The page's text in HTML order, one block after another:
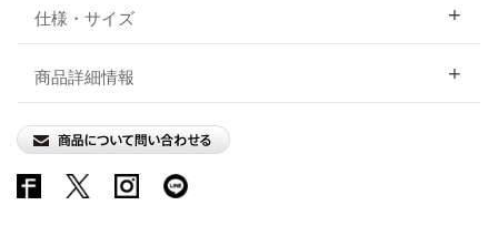
仕様・サイズ
商品詳細情報